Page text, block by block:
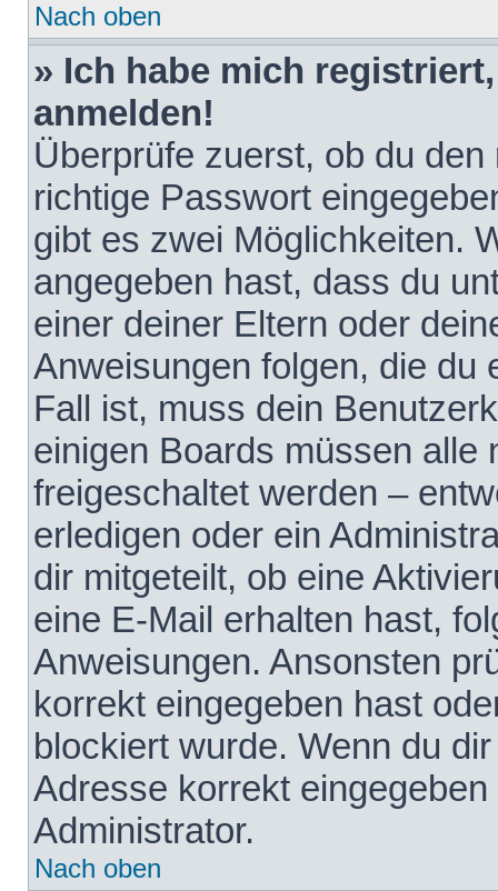
Nach oben
» Ich habe mich
anmelden!
Überprüfe zuerst, ob du
richtige Passwort
gibt es zwei Möglichkeiten.
angegeben hast, dass du
einer deiner Eltern oder
Anweisungen folgen, die du
Fall ist, muss dein
einigen Boards müssen alle
freigeschaltet werden –
erledigen oder ein
dir mitgeteilt, ob eine
eine E-Mail erhalten hast,
Anweisungen. Ansonsten
korrekt eingegeben hast
blockiert wurde. Wenn du
Adresse korrekt
Administrator.
Nach oben